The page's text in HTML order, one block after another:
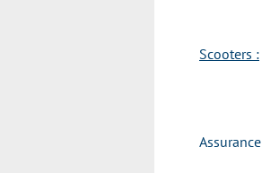
Scooters :
Assurance